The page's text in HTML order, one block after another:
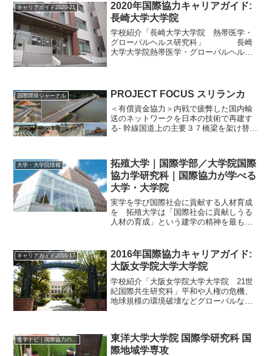
キャリアガイド2020-21
2020年国際協力キャリアガイド:
長崎大学大学院
学校紹介「長崎大学大学院 熱帯医学・
グローバルヘルス研究科」 長崎
大学大学院熱帯医学・グローバルヘルス
「ヘルスイノベーション」...
国際開発ジャーナル PROJECT FOCUS スリランカ
＜有償資金協力＞内戦で疲弊した国内輸
送のネットワークを日本の技術で再建す
る- 幹線国道上の主要３７橋梁を架け替え
ッケージ２）コンサルティング：㈱オリ
エンタルコンサル...
大学・大学院情報
拓殖大学｜国際学部／大学院国際
協力学研究科｜国際協力が学べる
大学・大学院
実学を学び国際社会に貢献する人材育成
を 拓殖大学は「国際社会に貢献しうる
人材の育成」という建学の精神を最も色
究科には「国際開発」と「安全保障」の2
専攻に備え、こ...
キャリアガイド2016-17
2016年国際協力キャリアガイド:
大阪女学院大学大学院
学校紹介「大阪女学院大学大学院 21世
紀国際共生研究科」平和や人権の危機、
地球規模の環境破壊などグローバルな課
ある。カリキュラムは...
進学ナビ｜国際協力の進学情報
東洋大学大学院 国際学研究科 国
際地域学専攻